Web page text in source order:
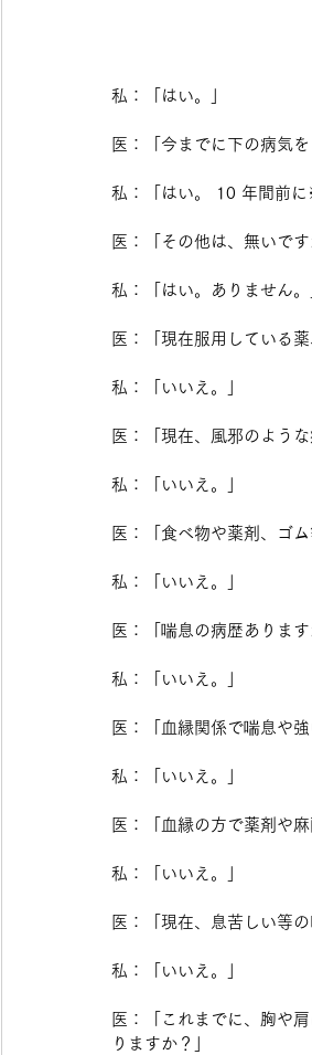
私：「はい。」
医：「今までに下の病気
私：「はい。 10 年間
医：「その他は、無いです
私：「はい。ありません。
医：「現在服用している
私：「いいえ。」
医：「現在、風邪のよう
私：「いいえ。」
医：「食べ物や薬剤、ゴ
私：「いいえ。」
医：「喘息の病歴あります
私：「いいえ。」
医：「血縁関係で喘息や
私：「いいえ。」
医：「血縁の方で薬剤や
私：「いいえ。」
医：「現在、息苦しい等
私：「いいえ。」
医：「これまでに、胸や
りますか？」